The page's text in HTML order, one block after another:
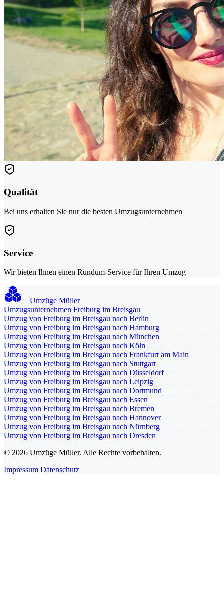
Qualität
Bei uns erhalten Sie nur die besten Umzugsunternehmen
Service
Wir bieten Ihnen einen Rundum-Service für Ihren Umzug
Umzüge Müller
Umzugsunternehmen Freiburg im Breisgau
Umzug von Freiburg im Breisgau nach Berlin
Umzug von Freiburg im Breisgau nach Hamburg
Umzug von Freiburg im Breisgau nach München
Umzug von Freiburg im Breisgau nach Köln
Umzug von Freiburg im Breisgau nach Frankfurt am Main
Umzug von Freiburg im Breisgau nach Stuttgart
Umzug von Freiburg im Breisgau nach Düsseldorf
Umzug von Freiburg im Breisgau nach Leipzig
Umzug von Freiburg im Breisgau nach Dortmund
Umzug von Freiburg im Breisgau nach Essen
Umzug von Freiburg im Breisgau nach Bremen
Umzug von Freiburg im Breisgau nach Hannover
Umzug von Freiburg im Breisgau nach Nürnberg
Umzug von Freiburg im Breisgau nach Dresden
© 2026 Umzüge Müller. Alle Rechte vorbehalten.
Impressum Datenschutz